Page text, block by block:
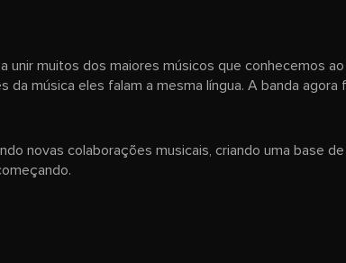
unir muitos dos maiores músicos que conhecemos
música eles falam a mesma língua. A banda
novas colaborações musicais, criando uma base